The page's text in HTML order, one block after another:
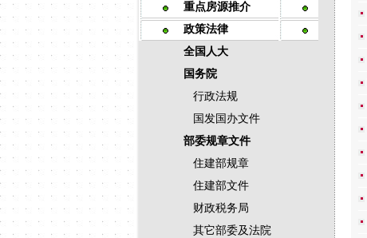
重点房源推介
政策法律
全国人大
国务院
行政法规
国发国办文件
部委规章文件
住建部规章
住建部文件
财政税务局
其它部委及法院